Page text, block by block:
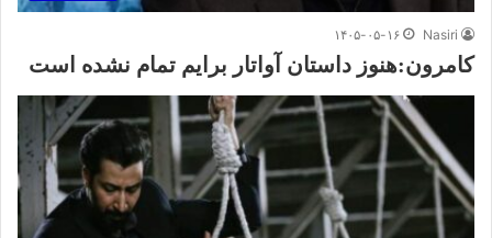
Nasiri ۱۴۰۵-۰۵-۱۶
کامرون:هنوز داستان آواتار برایم تمام نشده است